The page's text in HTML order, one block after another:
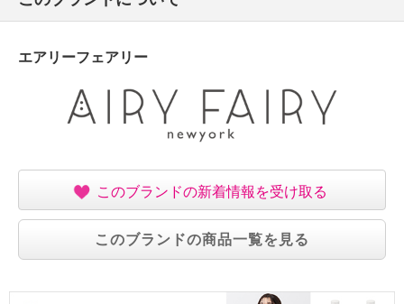
エアリーフェアリー
このブランドの新着情報を受け取る
このブランドの商品一覧を見る